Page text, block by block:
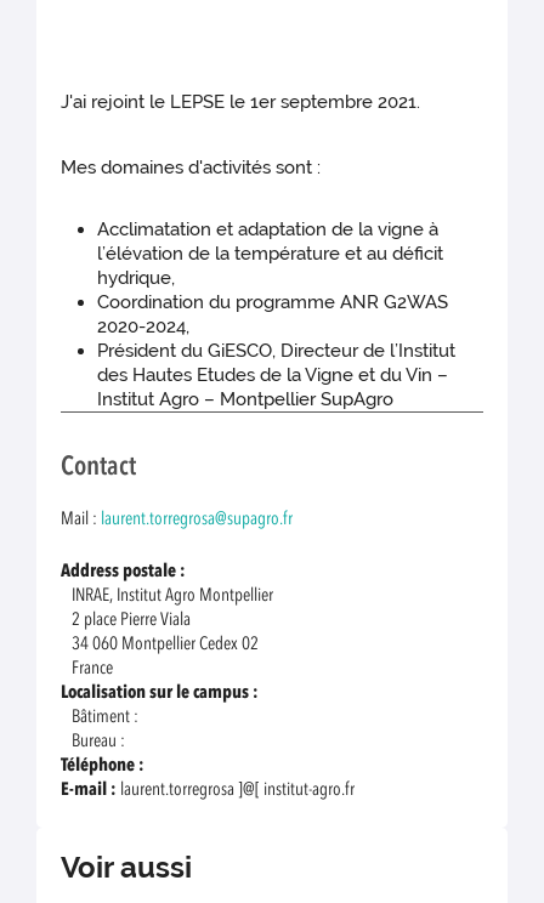
J'ai rejoint le LEPSE le 1er septembre 2021.
Mes domaines d'activités sont :
Acclimatation et adaptation de la vigne à
l’élévation de la température et au déficit
hydrique,
Coordination du programme ANR G2WAS
2020-2024,
Président du GiESCO, Directeur de l’Institut
des Hautes Etudes de la Vigne et du Vin –
Institut Agro – Montpellier SupAgro
Contact
Mail : laurent.torregrosa@supagro.fr
Address postale :
INRAE, Institut Agro Montpellier
2 place Pierre Viala
34 060 Montpellier Cedex 02
France
Localisation sur le campus :
Bâtiment :
Bureau :
Téléphone :
E-mail : laurent.torregrosa ]@[ institut-agro.fr
Voir aussi